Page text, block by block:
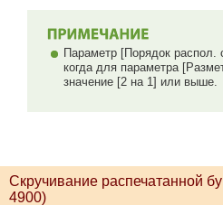
Параметр [Порядок распол.
когда для параметра
значение [2 на 1] или выше.
Скручивание распечатанной
4900)